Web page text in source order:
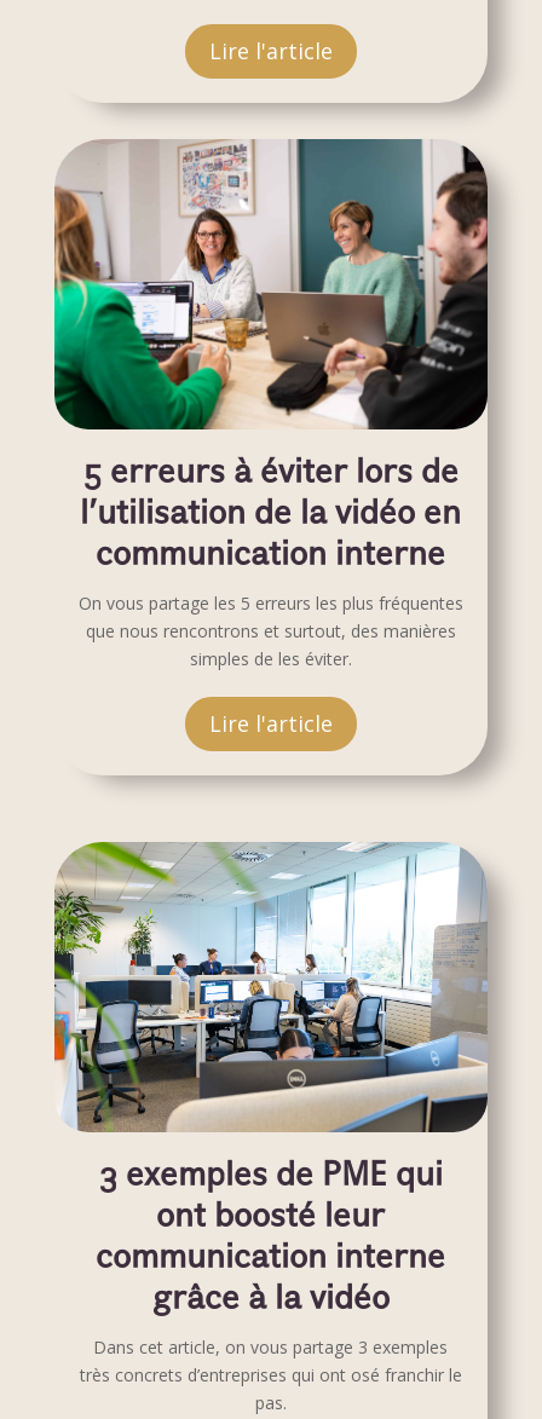
Lire l'article
5 erreurs à éviter lors de
l’utilisation de la vidéo en
communication interne
On vous partage les 5 erreurs les plus fréquentes
que nous rencontrons et surtout, des manières
simples de les éviter.
Lire l'article
3 exemples de PME qui
ont boosté leur
communication interne
grâce à la vidéo
Dans cet article, on vous partage 3 exemples
très concrets d’entreprises qui ont osé franchir le
pas.